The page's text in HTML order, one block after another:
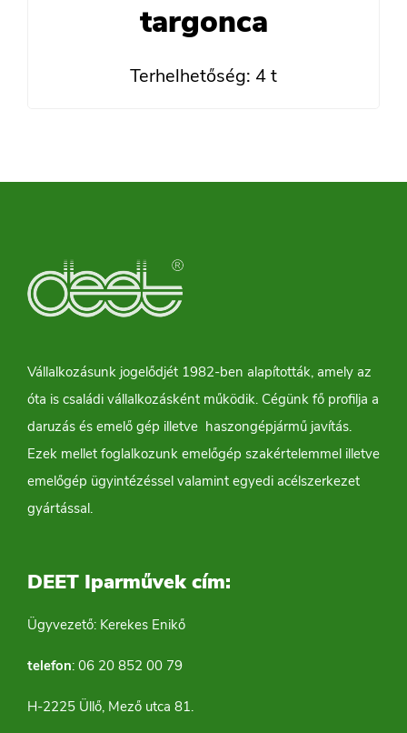
targonca
Terhelhetőség: 4 t
Vállalkozásunk jogelődjét 1982-ben alapították, amely az
óta is családi vállalkozásként működik. Cégünk fő profilja a
daruzás és emelő gép illetve haszongépjármű javítás.
Ezek mellet foglalkozunk emelőgép szakértelemmel illetve
emelőgép ügyintézéssel valamint egyedi acélszerkezet
gyártással.
DEET Iparművek cím:
Ügyvezető: Kerekes Enikő
telefon: 06 20 852 00 79
H-2225 Üllő, Mező utca 81.